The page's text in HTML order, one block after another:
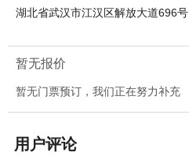
湖北省武汉市江汉区解放大道696号
暂无报价
暂无门票预订，我们正在努力补充
用户评论